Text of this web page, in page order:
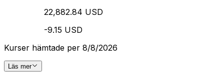
22,882.84 USD
-9.15 USD
Kurser hämtade per 8/8/2026
Läs mer